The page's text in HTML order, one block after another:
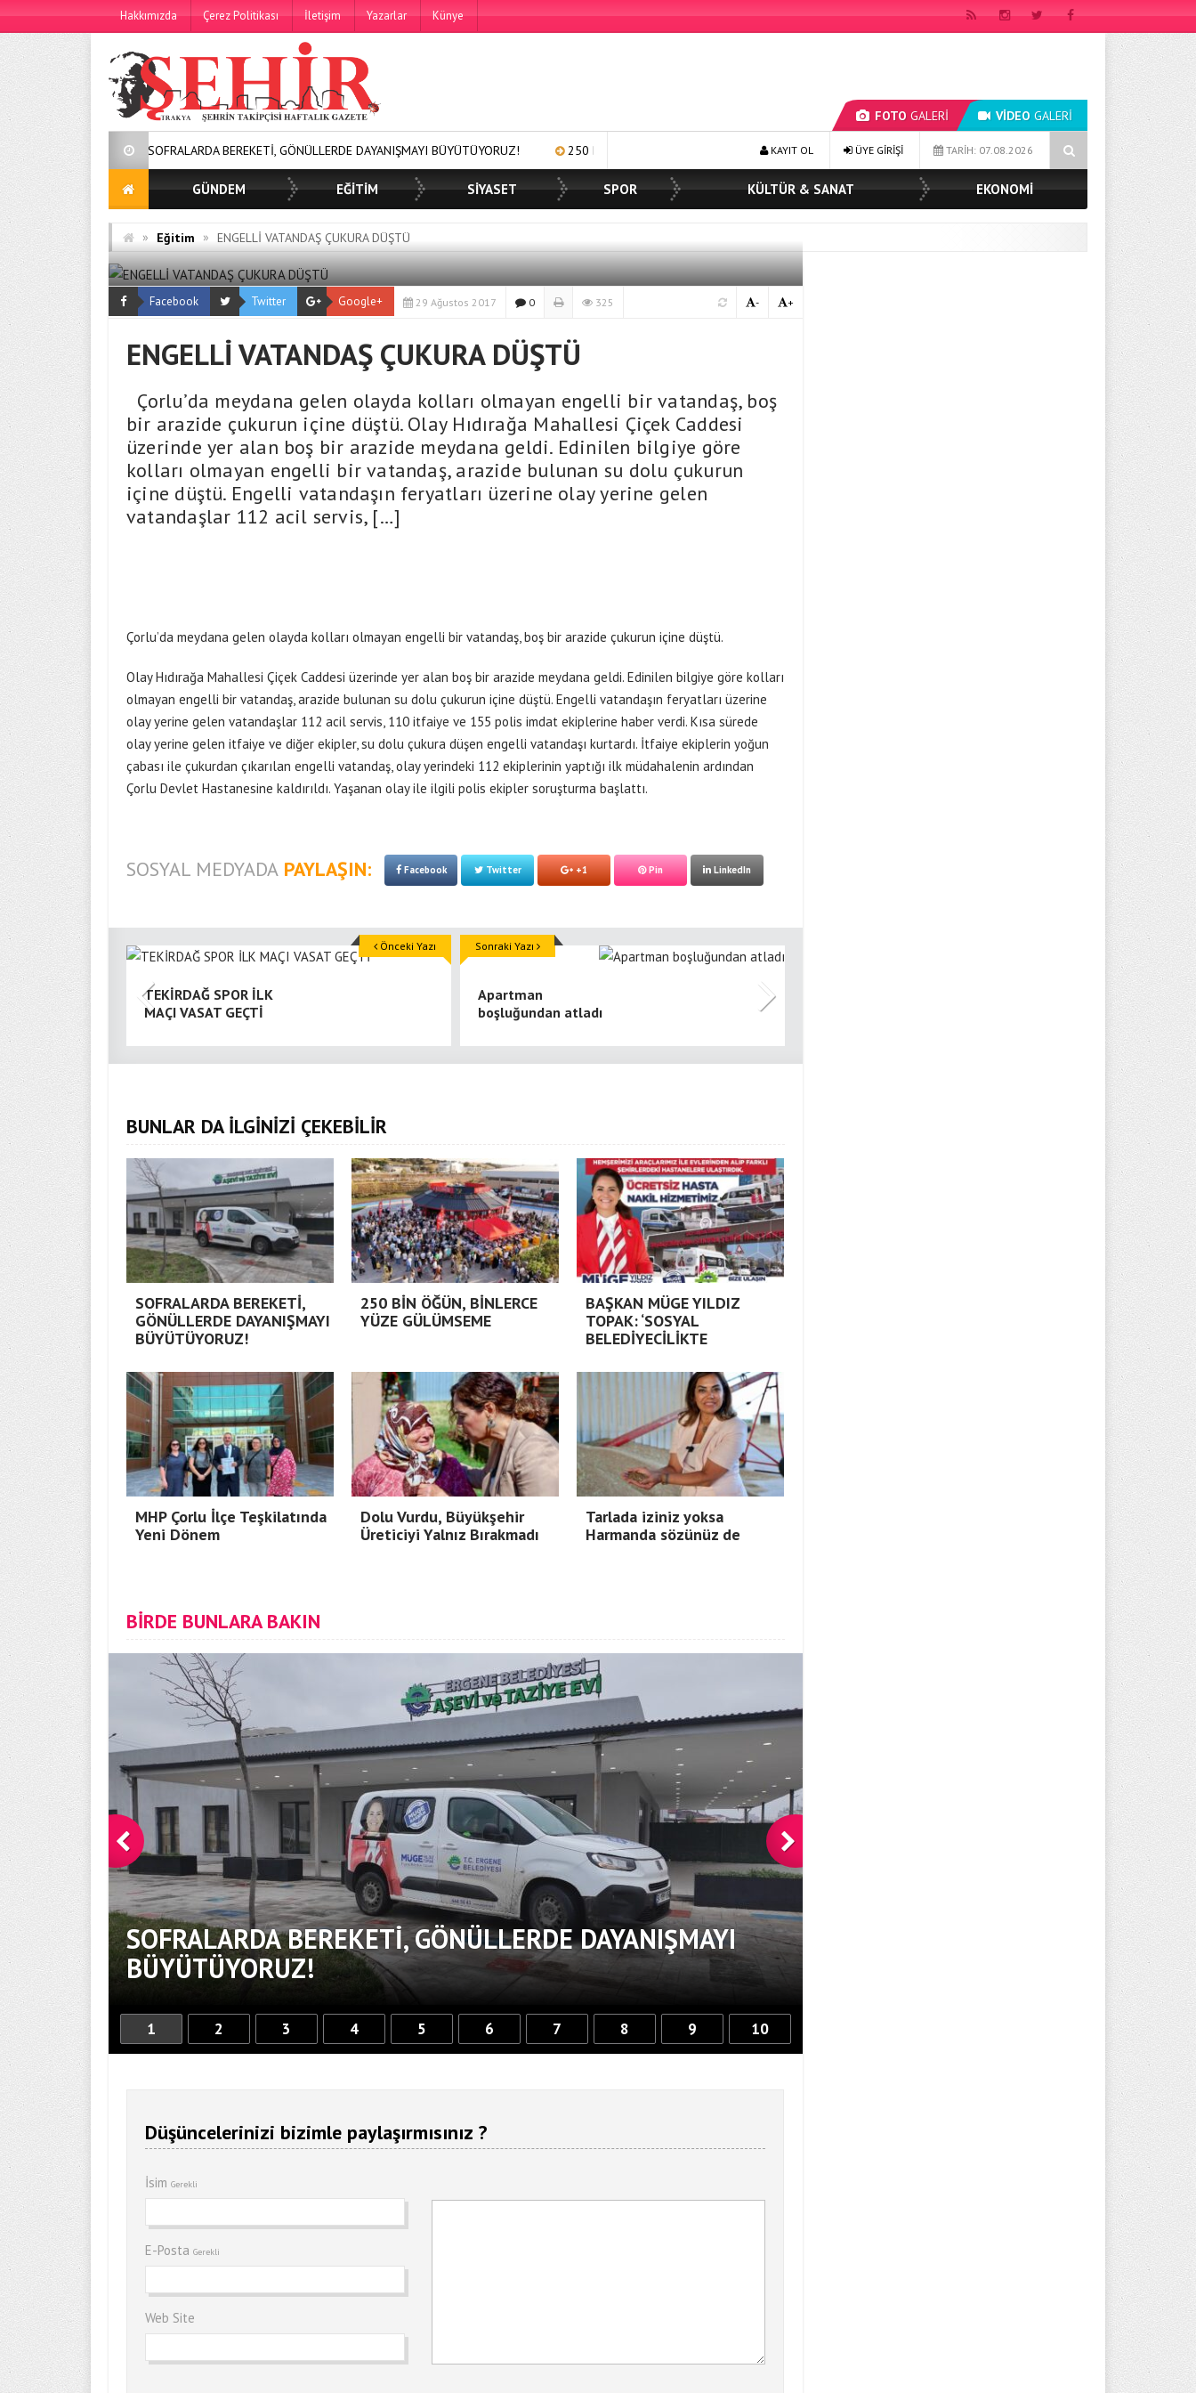
Hakkımızda Çerez Politikası İletişim Yazarlar Künye
FOTO GALERİ VİDEO GALERİ
SOFRALARDA BEREKETİ, GÖNÜLLERDE DAYANIŞMAYI BÜYÜTÜYORUZ! 250 BİN ÖĞÜN, BİNLERCE YÜZE GÜLÜMSEME BAŞKAN MÜGE YILDIZ TOPAK: ‘SOSYAL BELEDİYECİLİKTE HİÇBİR
TARİH: 07.08.2026
ÜYE GİRİŞİ
KAYIT OL
GÜNDEM EĞİTİM SİYASET SPOR KÜLTÜR & SANAT EKONOMİ
» Eğitim » ENGELLİ VATANDAŞ ÇUKURA DÜŞTÜ
Facebook Twitter Google+ 29 Ağustos 2017 0 325 +
-
ENGELLİ VATANDAŞ ÇUKURA DÜŞTÜ
Çorlu’da meydana gelen olayda kolları olmayan engelli bir vatandaş, boş
bir arazide çukurun içine düştü. Olay Hıdırağa Mahallesi Çiçek Caddesi
üzerinde yer alan boş bir arazide meydana geldi. Edinilen bilgiye göre
kolları olmayan engelli bir vatandaş, arazide bulunan su dolu çukurun
içine düştü. Engelli vatandaşın feryatları üzerine olay yerine gelen
vatandaşlar 112 acil servis, […]
Çorlu’da meydana gelen olayda kolları olmayan engelli bir vatandaş, boş bir arazide çukurun içine düştü.
Olay Hıdırağa Mahallesi Çiçek Caddesi üzerinde yer alan boş bir arazide meydana geldi. Edinilen bilgiye göre kolları
olmayan engelli bir vatandaş, arazide bulunan su dolu çukurun içine düştü. Engelli vatandaşın feryatları üzerine
olay yerine gelen vatandaşlar 112 acil servis, 110 itfaiye ve 155 polis imdat ekiplerine haber verdi. Kısa sürede
olay yerine gelen itfaiye ve diğer ekipler, su dolu çukura düşen engelli vatandaşı kurtardı. İtfaiye ekiplerin yoğun
çabası ile çukurdan çıkarılan engelli vatandaş, olay yerindeki 112 ekiplerinin yaptığı ilk müdahalenin ardından
Çorlu Devlet Hastanesine kaldırıldı. Yaşanan olay ile ilgili polis ekipler soruşturma başlattı.
SOSYAL MEDYADA PAYLAŞIN: Facebook Twitter +1 Pin LinkedIn
TEKİRDAĞ SPOR İLK
MAÇI VASAT GEÇTİ
Önceki Yazı
Apartman
boşluğundan atladı
Sonraki Yazı
BUNLAR DA İLGİNİZİ ÇEKEBİLİR
SOFRALARDA BEREKETİ,
GÖNÜLLERDE DAYANIŞMAYI
BÜYÜTÜYORUZ!
250 BİN ÖĞÜN, BİNLERCE
YÜZE GÜLÜMSEME
BAŞKAN MÜGE YILDIZ
TOPAK: ‘SOSYAL
BELEDİYECİLİKTE
MHP Çorlu İlçe Teşkilatında
Yeni Dönem
Dolu Vurdu, Büyükşehir
Üreticiyi Yalnız Bırakmadı
Tarlada iziniz yoksa
Harmanda sözünüz de
BİRDE BUNLARA BAKIN
SOFRALARDA BEREKETİ, GÖNÜLLERDE DAYANIŞMAYI
BÜYÜTÜYORUZ!
250 BİN ÖĞÜN, BİNLERCE
1 2 3 4 5 6 7 8 9 10
Düşüncelerinizi bizimle paylaşırmısınız ?
İsim Gerekli
E-Posta Gerekli
Web Site